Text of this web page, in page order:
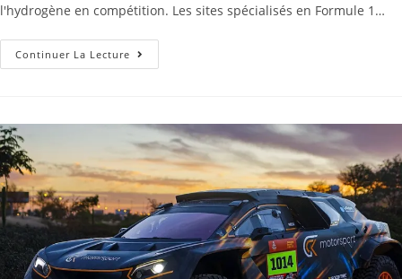
l'hydrogène en compétition. Les sites spécialisés en Formule 1…
Continuer La Lecture